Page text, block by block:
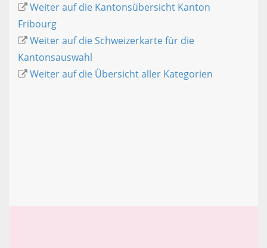
Weiter auf die Kantonsübersicht Kanton
Fribourg
Weiter auf die Schweizerkarte für die
Kantonsauswahl
Weiter auf die Übersicht aller Kategorien